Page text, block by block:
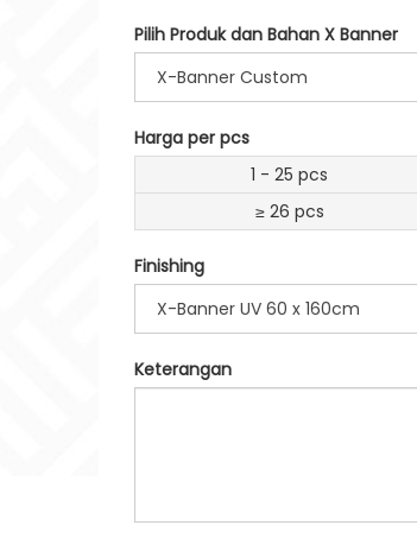
Pilih Produk dan Bahan X Banner
X-Banner Custom
Harga per pcs
1 - 25 pcs
≥ 26 pcs
Finishing
X-Banner UV 60 x 160cm
Keterangan